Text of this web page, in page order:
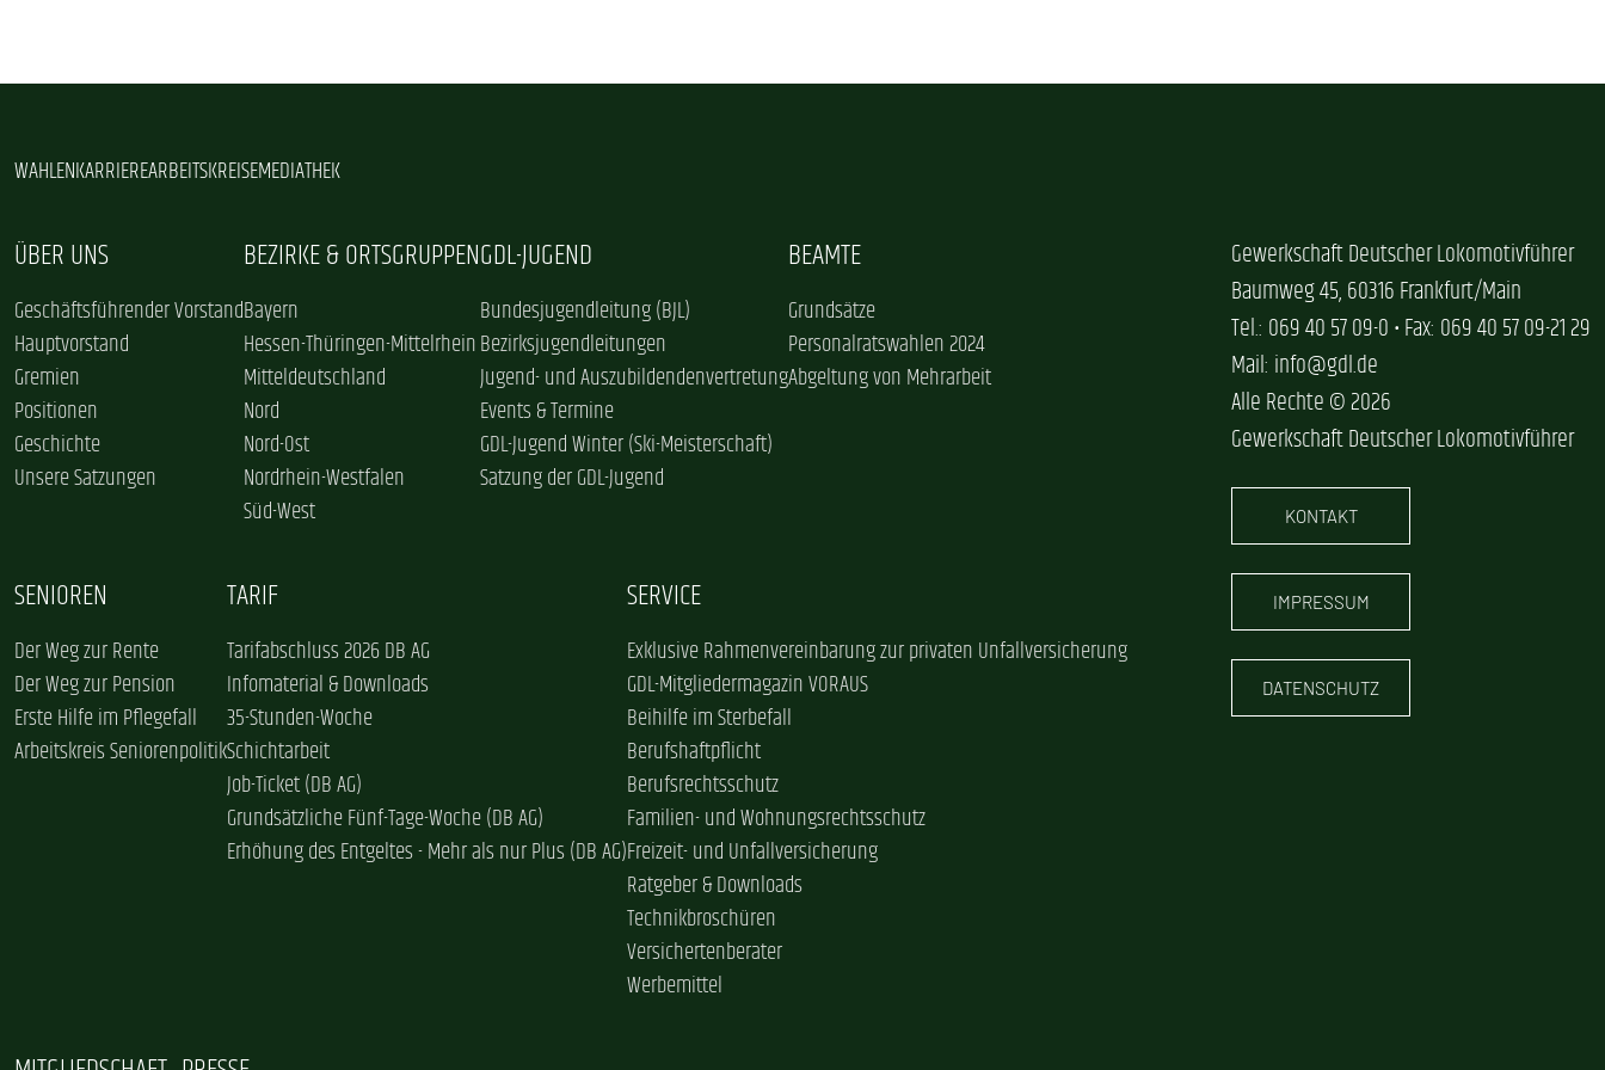
WAHLENKARRIEREARBEITSKREISEMEDIATHEK
ÜBER UNS
Geschäftsführender Vorstand
Hauptvorstand
Gremien
Positionen
Geschichte
Unsere Satzungen
BEZIRKE & ORTSGRUPPEN
Bayern
Hessen-Thüringen-Mittelrhein
Mitteldeutschland
Nord
Nord-Ost
Nordrhein-Westfalen
Süd-West
GDL-JUGEND
Bundesjugendleitung (BJL)
Bezirksjugendleitungen
Jugend- und Auszubildendenvertretung
Events & Termine
GDL-Jugend Winter (Ski-Meisterschaft)
Satzung der GDL-Jugend
BEAMTE
Grundsätze
Personalratswahlen 2024
Abgeltung von Mehrarbeit
SENIOREN
Der Weg zur Rente
Der Weg zur Pension
Erste Hilfe im Pflegefall
Arbeitskreis Seniorenpolitik
TARIF
Tarifabschluss 2026 DB AG
Infomaterial & Downloads
35-Stunden-Woche
Schichtarbeit
Job-Ticket (DB AG)
Grundsätzliche Fünf-Tage-Woche (DB AG)
Erhöhung des Entgeltes - Mehr als nur Plus (DB AG)
SERVICE
Exklusive Rahmenvereinbarung zur privaten Unfallversicherung
GDL-Mitgliedermagazin VORAUS
Beihilfe im Sterbefall
Berufshaftpflicht
Berufsrechtsschutz
Familien- und Wohnungsrechtsschutz
Freizeit- und Unfallversicherung
Ratgeber & Downloads
Technikbroschüren
Versichertenberater
Werbemittel
Gewerkschaft Deutscher Lokomotivführer
Baumweg 45, 60316 Frankfurt/Main
Tel.: 069 40 57 09-0 • Fax: 069 40 57 09-21 29
Mail: info@gdl.de
Alle Rechte © 2026
Gewerkschaft Deutscher Lokomotivführer
KONTAKT
IMPRESSUM
DATENSCHUTZ